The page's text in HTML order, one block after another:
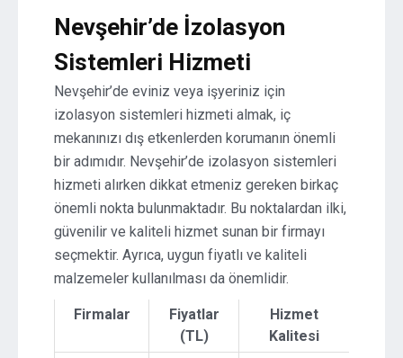
Nevşehir’de İzolasyon
Sistemleri Hizmeti
Nevşehir’de eviniz veya işyeriniz için
izolasyon sistemleri hizmeti almak, iç
mekanınızı dış etkenlerden korumanın önemli
bir adımıdır. Nevşehir’de izolasyon sistemleri
hizmeti alırken dikkat etmeniz gereken birkaç
önemli nokta bulunmaktadır. Bu noktalardan ilki,
güvenilir ve kaliteli hizmet sunan bir firmayı
seçmektir. Ayrıca, uygun fiyatlı ve kaliteli
malzemeler kullanılması da önemlidir.
Firmalar
Fiyatlar
(TL)
Hizmet
Kalitesi